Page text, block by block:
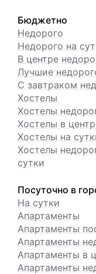
Бюджетно
Недорого
Недорого на
В центре
Лучшие
С завтраком
Хостелы
Хостелы
Хостелы в
Хостелы на
Хостелы
сутки
Посуточно в
На сутки
Апартаменты
Апартаменты
Апартаменты
Апартаменты в
Апартаменты